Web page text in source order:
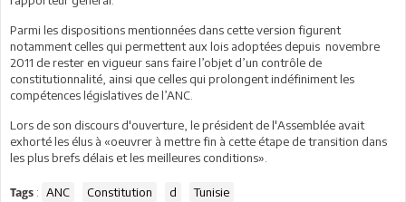
Parmi les dispositions mentionnées dans cette version figurent
notamment celles qui permettent aux lois adoptées depuis novembre
2011 de rester en vigueur sans faire l’objet d’un contrôle de
constitutionnalité, ainsi que celles qui prolongent indéfiniment les
compétences législatives de l’ANC.
Lors de son discours d'ouverture, le président de l'Assemblée avait
exhorté les élus à «oeuvrer à mettre fin à cette étape de transition dans
les plus brefs délais et les meilleures conditions».
Tags : ANC Constitution d Tunisie